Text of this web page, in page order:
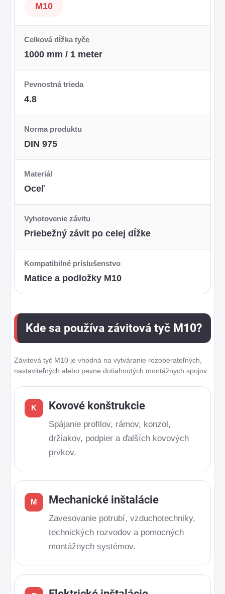
M10
Celková dĺžka tyče
1000 mm / 1 meter
Pevnostná trieda
4.8
Norma produktu
DIN 975
Materiál
Oceľ
Vyhotovenie závitu
Priebežný závit po celej dĺžke
Kompatibilné príslušenstvo
Matice a podložky M10
Kde sa používa závitová tyč M10?
Závitová tyč M10 je vhodná na vytváranie rozoberateľných,
nastaviteľných alebo pevne dotiahnutých montážnych spojov.
K Kovové konštrukcie
Spájanie profilov, rámov, konzol,
držiakov, podpier a ďalších kovových
prvkov.
M Mechanické inštalácie
Zavesovanie potrubí, vzduchotechniky,
technických rozvodov a pomocných
montážnych systémov.